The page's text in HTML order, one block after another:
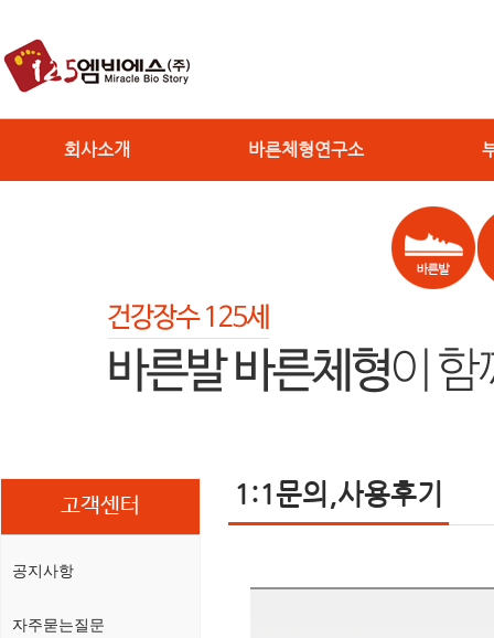
회사소개 바른체형연구소
고객센터
공지사항
자주묻는질문
1:1문의,사용후기